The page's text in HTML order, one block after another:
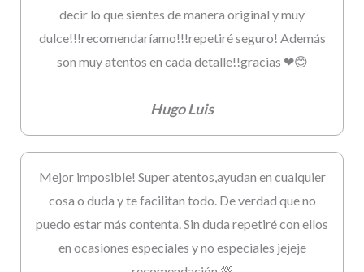
decir lo que sientes de manera original y muy
dulce!!!recomendaríamo!!!repetiré seguro! Además
son muy atentos en cada detalle!!gracias ❤😊
Hugo Luis
Mejor imposible! Super atentos,ayudan en cualquier
cosa o duda y te facilitan todo. De verdad que no
puedo estar más contenta. Sin duda repetiré con ellos
en ocasiones especiales y no especiales jejeje